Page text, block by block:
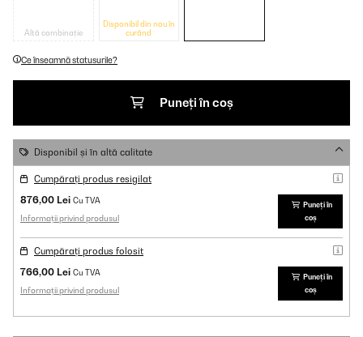
Altă combinație
Disponibil din nou în
curând
Ce înseamnă statusurile?
Puneți în coș
Disponibil și în altă calitate
Cumpărați produs resigilat
876,00 Lei Cu TVA
Informații privind produsul
Puneți în
coș
Cumpărați produs folosit
766,00 Lei Cu TVA
Informații privind produsul
Puneți în
coș